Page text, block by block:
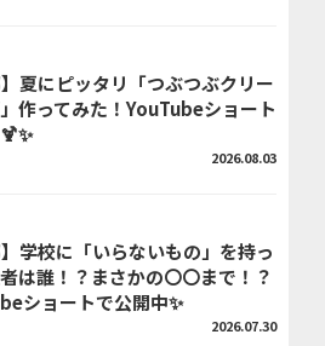
】夏にピッタリ「つぶつぶクリー
作ってみた！YouTubeショート
2026.08.03
】学校に「いらないもの」を持っ
は誰！？まさかの〇〇まで！？
ショートで公開中✨
2026.07.30